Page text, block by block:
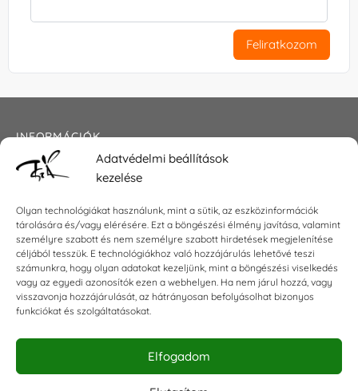
Adatvédelmi beállítások
kezelése
Olyan technológiákat használunk, mint a sütik, az eszközinformációk
tárolására és/vagy elérésére. Ezt a böngészési élmény javítása, valamint
személyre szabott és nem személyre szabott hirdetések megjelenítése
céljából tesszük. E technológiákhoz való hozzájárulás lehetővé teszi
számunkra, hogy olyan adatokat kezeljünk, mint a böngészési viselkedés
vagy az egyedi azonosítók ezen a webhelyen. Ha nem járul hozzá, vagy
visszavonja hozzájárulását, az hátrányosan befolyásolhat bizonyos
funkciókat és szolgáltatásokat.
Elfogadom
Feliratkozom
INFORMÁCIÓK
Általános szerződési feltételek
Impresszum
KAPCSOLAT
E-mail:shop@torokszilvi.com
Telefon: +36 30 6767872
KÖZÖSSÉGI